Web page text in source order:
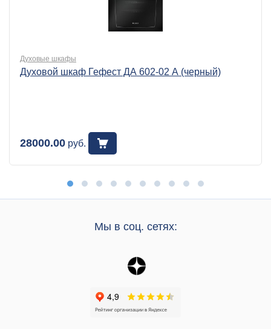
Духовые шкафы
Духовой шкаф Гефест ДА 602-02 А (черный)
28000.00 руб.
Мы в соц. сетях: